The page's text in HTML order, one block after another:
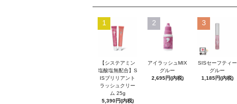
1
【システアミン
塩酸塩無配合】S
ISブリリアント
ラッシュクリー
ム 25g
5,390円(内税)
2
アイラッシュMIX
グルー
2,695円(内税)
3
SISセーフティー
グルー
1,185円(内税)